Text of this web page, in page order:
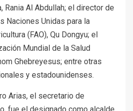
Rania Al Abdullah; el director de
Naciones Unidas para la
(FAO), Qu Dongyu; el
Mundial de la Salud
Ghebreyesus; entre otras
y estadounidenses.
Arias, el secretario de